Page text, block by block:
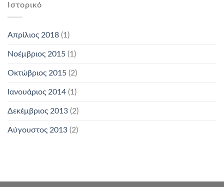
Ιστορικό
Απρίλιος 2018 (1)
Νοέμβριος 2015 (1)
Οκτώβριος 2015 (2)
Ιανουάριος 2014 (1)
Δεκέμβριος 2013 (2)
Αύγουστος 2013 (2)